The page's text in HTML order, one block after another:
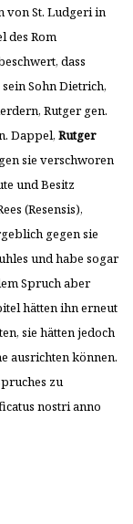
von St. Ludgeri in
des Rom
dass
Sohn Dietrich,
Rutger gen.
Dappel, Rutger
sie verschworen
und Besitz
(Resensis),
gegen sie
und habe sogar
Spruch aber
hätten ihn erneut
sie hätten jedoch
ausrichten können.
zu
nostri anno